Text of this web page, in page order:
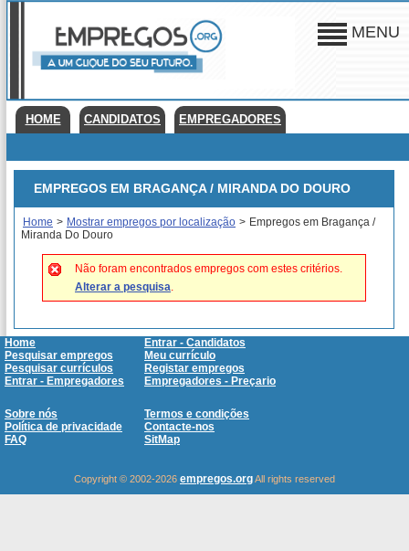
MENU
HOME CANDIDATOS EMPREGADORES
EMPREGOS EM BRAGANÇA / MIRANDA DO DOURO
Home > Mostrar empregos por localização > Empregos em Bragança /
Miranda Do Douro
Não foram encontrados empregos com estes critérios.
Alterar a pesquisa.
Home
Entrar - Candidatos
Pesquisar empregos
Meu currículo
Pesquisar currículos
Registar empregos
Entrar - Empregadores
Empregadores - Preçario
Sobre nós
Termos e condições
Política de privacidade
Contacte-nos
FAQ
SitMap
Copyright © 2002-2026 empregos.orgAll rights reserved